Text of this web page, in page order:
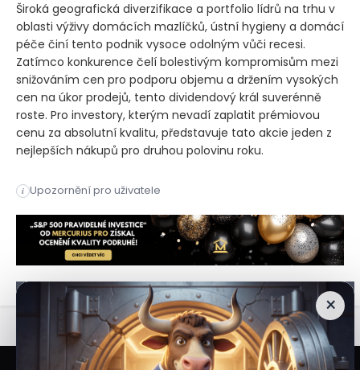
Široká geografická diverzifikace a portfolio lídrů na trhu v
oblasti výživy domácích mazlíčků, ústní hygieny a domácí
péče činí tento podnik vysoce odolným vůči recesi.
Zatímco konkurence čelí bolestivým kompromisům mezi
snižováním cen pro podporu objemu a držením vysokých
cen na úkor prodejů, tento dividendový král suverénně
roste. Pro investory, kterým nevadí zaplatit prémiovou
cenu za absolutní kvalitu, představuje tato akcie jeden z
nejlepších nákupů pro druhou polovinu roku.
i Upozornění pro uživatele
Akcie defenzivního giganta letos zpevnily o více než 20 %
×